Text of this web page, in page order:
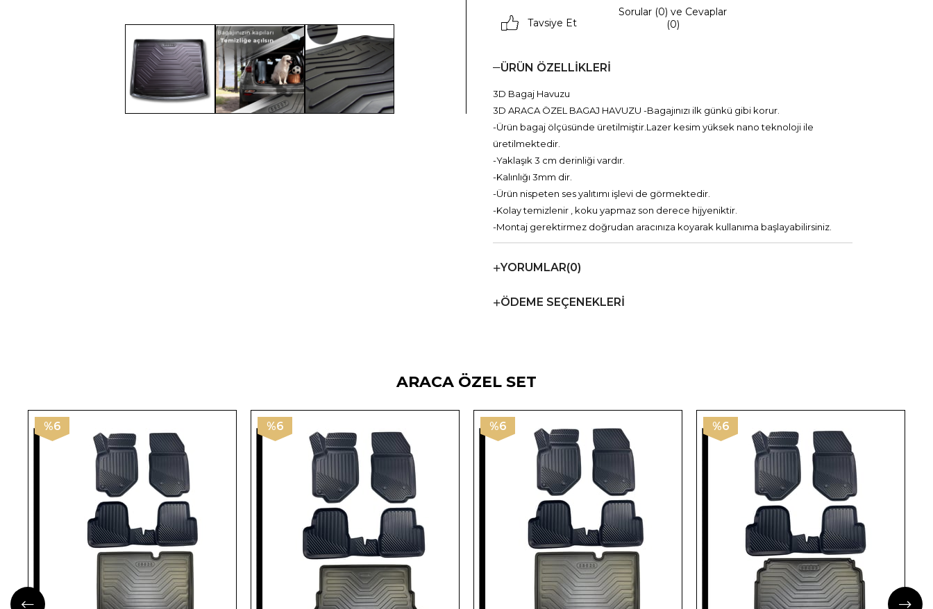
Tavsiye Et
Sorular (0) ve Cevaplar
(0)
ÜRÜN ÖZELLIKLERI
3D Bagaj Havuzu
3D ARACA ÖZEL BAGAJ HAVUZU -Bagajınızı ilk günkü gibi korur.
-Ürün bagaj ölçüsünde üretilmiştir.Lazer kesim yüksek nano teknoloji ile
üretilmektedir.
-Yaklaşık 3 cm derinliği vardır.
-Kalınlığı 3mm dir.
-Ürün nispeten ses yalıtımı işlevi de görmektedir.
-Kolay temizlenir , koku yapmaz son derece hijyeniktir.
-Montaj gerektirmez doğrudan aracınıza koyarak kullanıma başlayabilirsiniz.
YORUMLAR(0)
ÖDEME SEÇENEKLERI
ARACA ÖZEL SET
%6 %6 %6 %6